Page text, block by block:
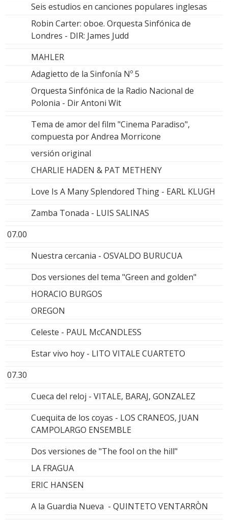
Seis estudios en canciones populares inglesas
Robin Carter: oboe. Orquesta Sinfónica de
Londres - DIR: James Judd
MAHLER
Adagietto de la Sinfonía Nº 5
Orquesta Sinfónica de la Radio Nacional de
Polonia - Dir Antoni Wit
Tema de amor del film "Cinema Paradiso",
compuesta por Andrea Morricone
versión original
CHARLIE HADEN & PAT METHENY
Love Is A Many Splendored Thing - EARL KLUGH
Zamba Tonada - LUIS SALINAS
07.00
Nuestra cercania - OSVALDO BURUCUA
Dos versiones del tema "Green and golden"
HORACIO BURGOS
OREGON
Celeste - PAUL McCANDLESS
Estar vivo hoy - LITO VITALE CUARTETO
07.30
Cueca del reloj - VITALE, BARAJ, GONZALEZ
Cuequita de los coyas - LOS CRANEOS, JUAN
CAMPOLARGO ENSEMBLE
Dos versiones de "The fool on the hill"
LA FRAGUA
ERIC HANSEN
A la Guardia Nueva - QUINTETO VENTARRÒN